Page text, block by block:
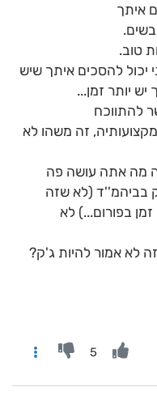
איתך
טוב.
יכול להסכים איתך שיש
יש יותר זמן...
להתווכח
זה משהו לא
מה אתה עושה פה
בביהמ''ד (לא שזה
בפורום...) לא
לא אמור להיות ג'ק?
5